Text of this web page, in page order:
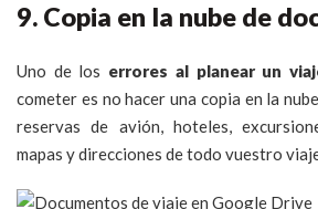
9. Copia en la nube de
Uno de los errores al planear un
cometer es no hacer una copia en la
reservas de avión, hoteles,
mapas y direcciones de todo vuestro